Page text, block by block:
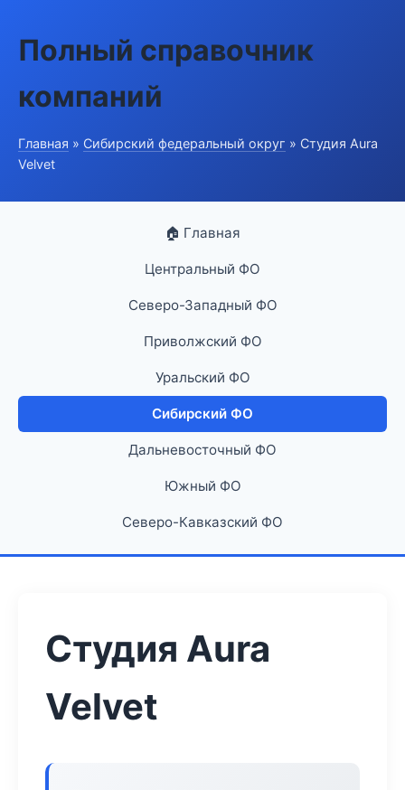
Полный справочник
компаний
Главная » Сибирский федеральный округ » Студия Aura
Velvet
🏠 Главная
Центральный ФО
Северо-Западный ФО
Приволжский ФО
Уральский ФО
Сибирский ФО
Дальневосточный ФО
Южный ФО
Северо-Кавказский ФО
Студия Aura
Velvet